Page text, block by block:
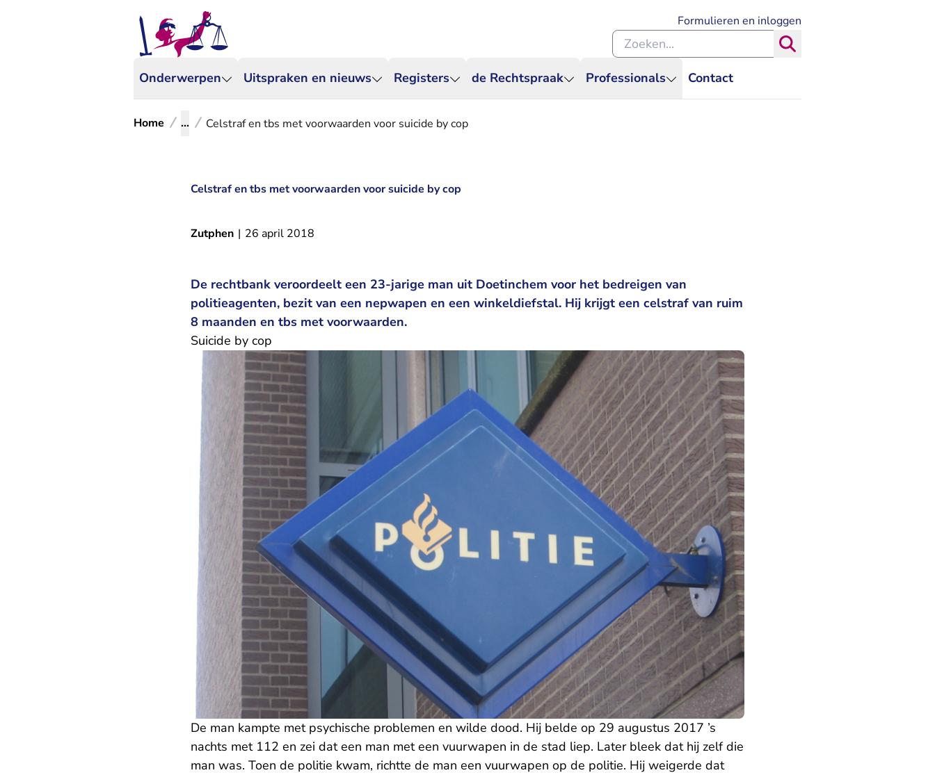
Onderwerpen Uitspraken en nieuws Registers de Rechtspraak Professionals Contact
Formulieren en inloggen
Zoeken binnen de Rechtspraak
Home ... Celstraf en tbs met voorwaarden voor suicide by cop
Celstraf en tbs met voorwaarden voor suicide by cop
Zutphen | 26 april 2018
De rechtbank veroordeelt een 23-jarige man uit Doetinchem voor het bedreigen van
politieagenten, bezit van een nepwapen en een winkeldiefstal. Hij krijgt een celstraf van ruim
8 maanden en tbs met voorwaarden.
Suicide by cop
De man kampte met psychische problemen en wilde dood. Hij belde op 29 augustus 2017 ’s
nachts met 112 en zei dat een man met een vuurwapen in de stad liep. Later bleek dat hij zelf die
man was. Toen de politie kwam, richtte de man een vuurwapen op de politie. Hij weigerde dat